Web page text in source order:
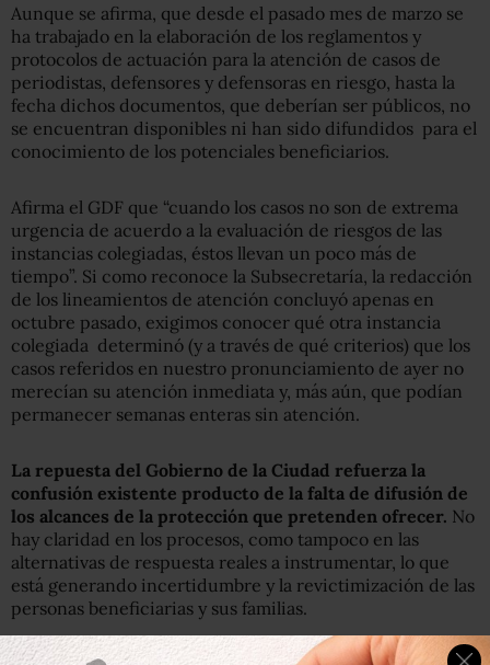
Aunque se afirma, que desde el pasado mes de marzo se
ha trabajado en la elaboración de los reglamentos y
protocolos de actuación para la atención de casos de
periodistas, defensores y defensoras en riesgo, hasta la
fecha dichos documentos, que deberían ser públicos, no
se encuentran disponibles ni han sido difundidos para el
conocimiento de los potenciales beneficiarios.
Afirma el GDF que “cuando los casos no son de extrema
urgencia de acuerdo a la evaluación de riesgos de las
instancias colegiadas, éstos llevan un poco más de
tiempo”. Si como reconoce la Subsecretaría, la redacción
de los lineamientos de atención concluyó apenas en
octubre pasado, exigimos conocer qué otra instancia
colegiada determinó (y a través de qué criterios) que los
casos referidos en nuestro pronunciamiento de ayer no
merecían su atención inmediata y, más aún, que podían
permanecer semanas enteras sin atención.
La repuesta del Gobierno de la Ciudad refuerza la
confusión existente producto de la falta de difusión de
los alcances de la protección que pretenden ofrecer. No
hay claridad en los procesos, como tampoco en las
alternativas de respuesta reales a instrumentar, lo que
está generando incertidumbre y la revictimización de las
personas beneficiarias y sus familias.